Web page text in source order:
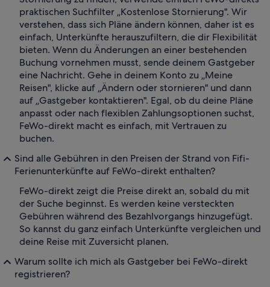
praktischen Suchfilter „Kostenlose Stornierung". Wir
verstehen, dass sich Pläne ändern können, daher ist es
einfach, Unterkünfte herauszufiltern, die dir Flexibilität
bieten. Wenn du Änderungen an einer bestehenden
Buchung vornehmen musst, sende deinem Gastgeber
eine Nachricht. Gehe in deinem Konto zu „Meine
Reisen", klicke auf „Ändern oder stornieren" und dann
auf „Gastgeber kontaktieren". Egal, ob du deine Pläne
anpasst oder nach flexiblen Zahlungsoptionen suchst,
FeWo-direkt macht es einfach, mit Vertrauen zu
buchen.
Sind alle Gebühren in den Preisen der Strand von Fifi-
Ferienunterkünfte auf FeWo-direkt enthalten?
FeWo-direkt zeigt die Preise direkt an, sobald du mit
der Suche beginnst. Es werden keine versteckten
Gebühren während des Bezahlvorgangs hinzugefügt.
So kannst du ganz einfach Unterkünfte vergleichen und
deine Reise mit Zuversicht planen.
Warum sollte ich mich als Gastgeber bei FeWo-direkt
registrieren?